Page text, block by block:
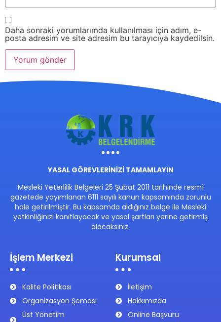
Daha sonraki yorumlarımda kullanılması için adım, e-
posta adresim ve site adresim bu tarayıcıya kaydedilsin.
YASAL GÖREVLERİNİZİ TAMAMLAYIN
Mesleki Yeterlilik Belgeleri 25 Şubat 2011 tarihinde resmî
gazetede yayımlanan 6111 sayılı kanun kapsamında zorunlu
hale getirilmiştir. Bu kapsamda aldığınız belge ile Mesleki
yetkinliğinizi kanıtlayacak ve yasal şartları yerine getirmiş
olacaksınız.
İşlem Merkezi
Kalite Politikası
Organizasyon Şeması
Üst Yönetim
Kurumsal
İletişim
Hakkımızda
Online Başvuru